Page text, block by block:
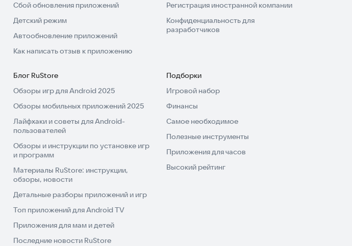
Сбой обновления приложений
Детский режим
Автообновление приложений
Как написать отзыв к приложению
Регистрация иностранной компании
Конфиденциальность для
разработчиков
Блог RuStore
Обзоры игр для Android 2025
Обзоры мобильных приложений 2025
Лайфхаки и советы для Android-
пользователей
Обзоры и инструкции по установке игр
и программ
Материалы RuStore: инструкции,
обзоры, новости
Детальные разборы приложений и игр
Топ приложений для Android TV
Приложения для мам и детей
Последние новости RuStore
Подборки
Игровой набор
Финансы
Самое необходимое
Полезные инструменты
Приложения для часов
Высокий рейтинг